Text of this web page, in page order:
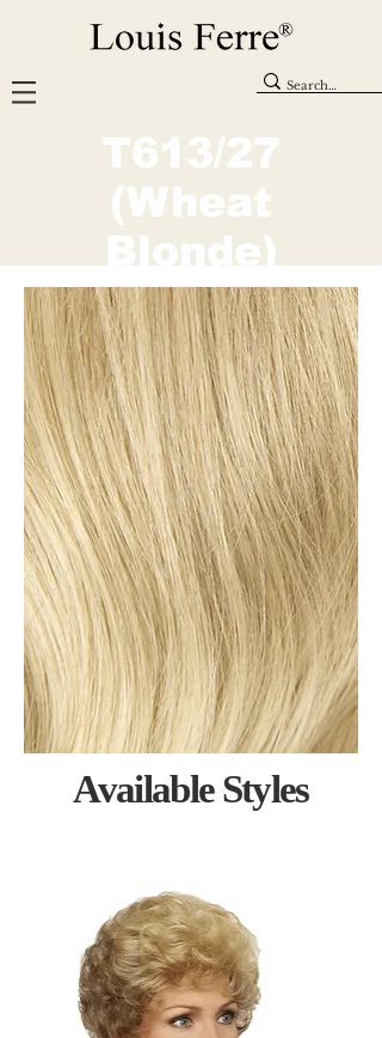
T613/27
(Wheat
Blonde)
Available Styles